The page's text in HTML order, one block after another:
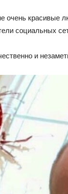
очень красивые
социальных
и